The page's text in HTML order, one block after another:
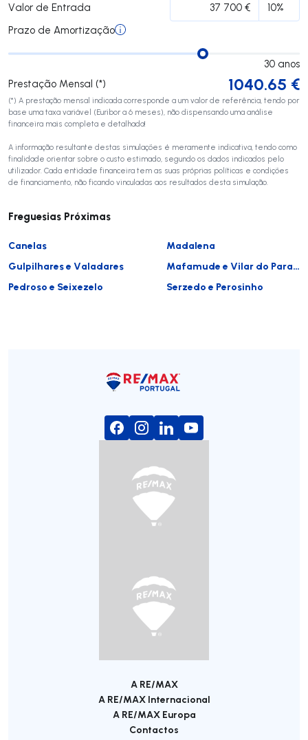
Valor de Entrada
Prazo de Amortização
30 anos
Prestação Mensal (*)
1040.65 €
(*) A prestação mensal indicada corresponde a um valor de referência, tendo por
base uma taxa variável (Euribor a 6 meses), não dispensando uma análise
financeira mais completa e detalhada!
A informação resultante destas simulações é meramente indicativa, tendo como
finalidade orientar sobre o custo estimado, segundo os dados indicados pelo
utilizador. Cada entidade financeira tem as suas próprias políticas e condições
de financiamento, não ficando vinculadas aos resultados desta simulação.
Freguesias Próximas
Canelas
Madalena
Gulpilhares e Valadares
Mafamude e Vilar do Paraíso
Pedroso e Seixezelo
Serzedo e Perosinho
A RE/MAX
A RE/MAX Internacional
A RE/MAX Europa
Contactos